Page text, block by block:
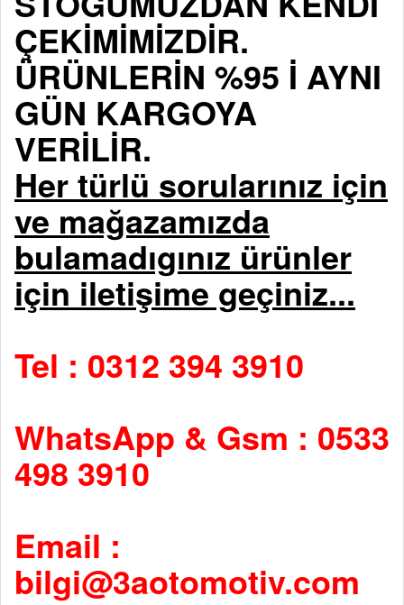
ÇEKİMİMİZDİR.
ÜRÜNLERİN %95 İ AYNI
GÜN KARGOYA
VERİLİR.
Her türlü sorularınız için
ve mağazamızda
bulamadıgınız ürünler
için iletişime geçiniz...
Tel : 0312 394 3910
WhatsApp & Gsm : 0533
498 3910
Email :
bilgi@3aotomotiv.com